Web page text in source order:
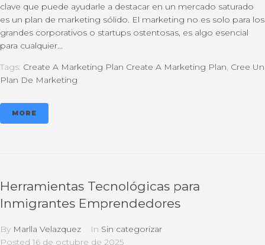
clave que puede ayudarle a destacar en un mercado saturado
es un plan de marketing sólido. El marketing no es solo para los
grandes corporativos o startups ostentosas, es algo esencial
para cualquier...
Tags: Create A Marketing Plan Create A Marketing Plan Cree Un
Plan De Marketing
MORE
Herramientas Tecnológicas para
Inmigrantes Emprendedores
By Marlla Velazquez In Sin categorizar
Posted 16 de octubre de 2025